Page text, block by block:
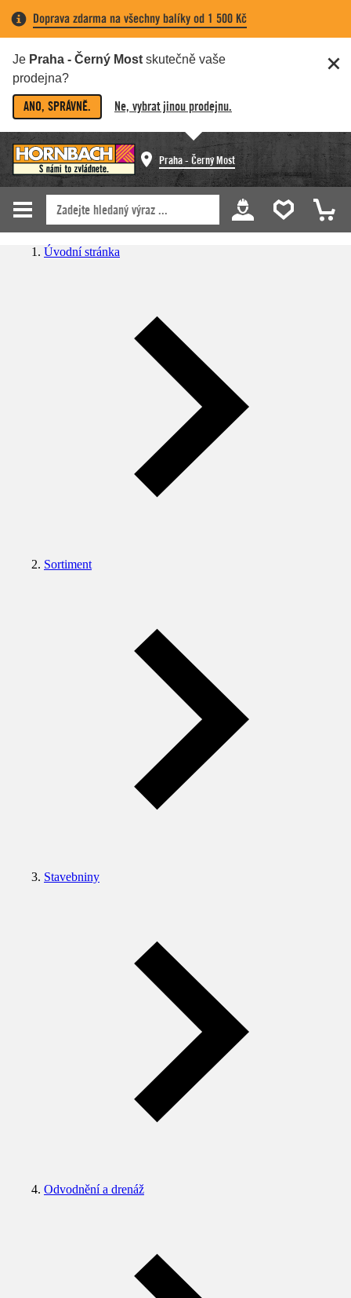
Doprava zdarma na všechny balíky od 1 500 Kč
Je Praha - Černý Most skutečně vaše
prodejna?
ANO, SPRÁVNĚ. Ne, vybrat jinou prodejnu.
Praha - Černý Most
Úvodní stránka
Sortiment
Stavebniny
Odvodnění a drenáž